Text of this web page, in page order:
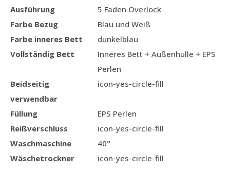
Ausführung
5 Faden Overlock
Farbe Bezug
Blau und Weiß
Farbe inneres Bett
dunkelblau
Vollständig Bett
Inneres Bett + Außenhülle + EPS
Perlen
Beidseitig
verwendbar
icon-yes-circle-fill
Füllung
EPS Perlen
Reißverschluss
icon-yes-circle-fill
Waschmaschine
40°
Wäschetrockner
icon-yes-circle-fill